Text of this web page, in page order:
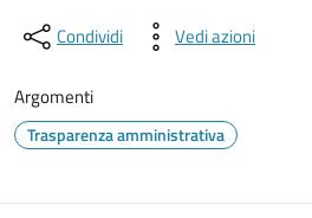
Condividi Vedi azioni
Argomenti
Trasparenza amministrativa